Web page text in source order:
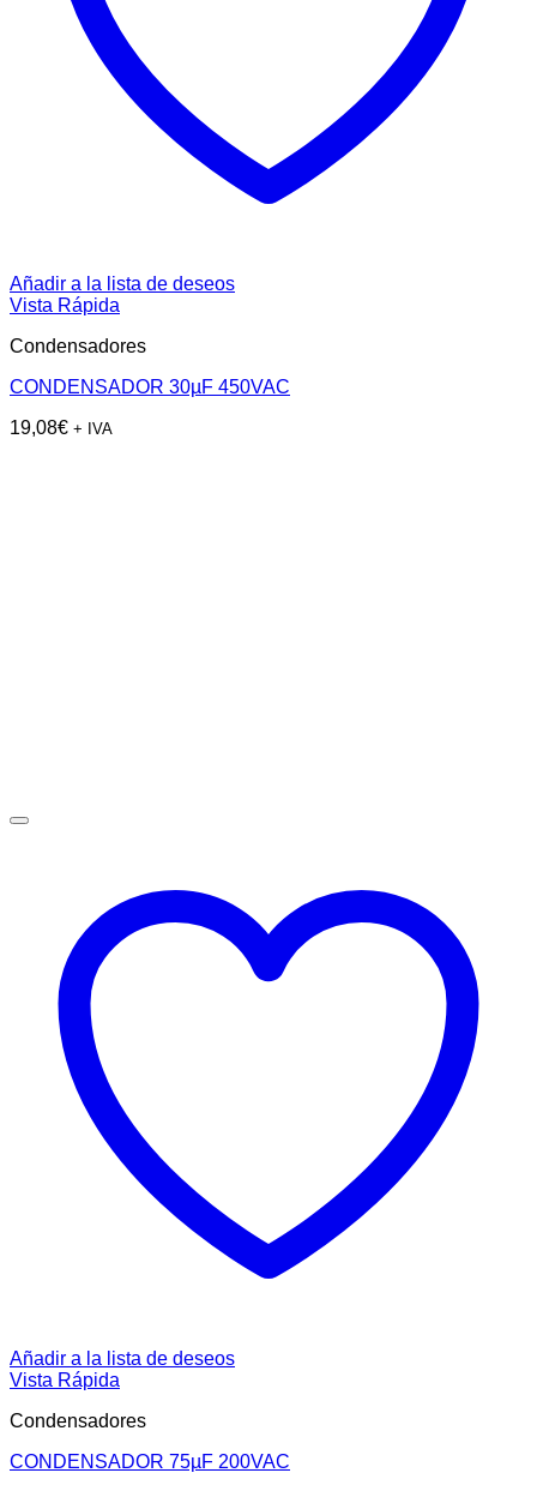
Añadir a la lista de deseos
Vista Rápida
Condensadores
CONDENSADOR 30µF 450VAC
19,08€ + IVA
Añadir a la lista de deseos
Vista Rápida
Condensadores
CONDENSADOR 75µF 200VAC